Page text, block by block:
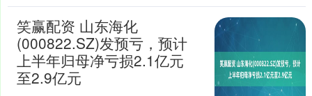
笑赢配资 山东海化
(000822.SZ)发预亏，预计
上半年归母净亏损2.1亿元
至2.9亿元